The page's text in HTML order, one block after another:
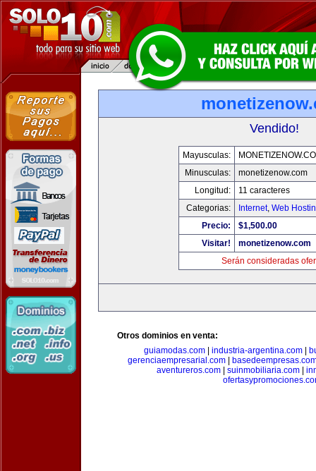
Vendido!
Mayusculas:
Minusculas:
monetizenow.com
Longitud:
11 caracteres
Categorias:
Internet, Web
Precio:
$1,500.00
Visitar!
monetizenow.com
Serán consideradas
Otros dominios en venta:
guiamodas.com| industria-argentina.com|
gerenciaempresarial.com|
aventureros.com| suinmobiliaria.com|